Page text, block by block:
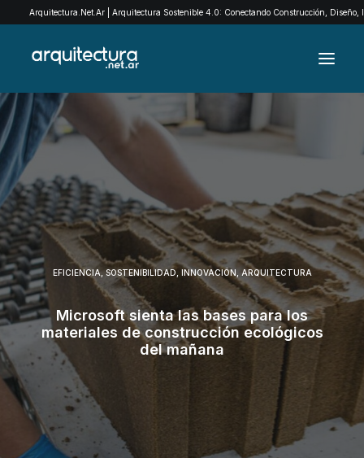
Arquitectura.Net.Ar | Arquitectura Sostenible 4.0: Conectando Construcción,
ARCHIVO
EXPLORÁ POR CATEGORÍAS
QUIENES SOMOS
EXPOMADERA
CONTACTO
SEARCH
EFICIENCIA,SOSTENIBILIDAD, INNOVACIÓN ARQUITECTURA
Microsoft sienta las bases para los
materiales de construcción ecológicos
del mañana